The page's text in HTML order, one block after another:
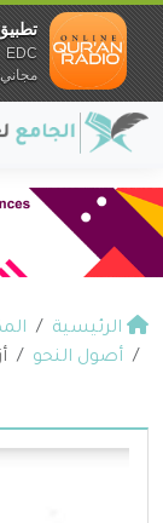
الرئيسية
أصول النحو
EDC
مجانيundefined